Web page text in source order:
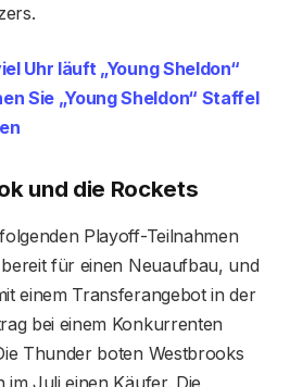
Uhr läuft „Young Sheldon“
Sie „Young Sheldon“ Staffel
und die Rockets
Playoff-Teilnahmen
für einen Neuaufbau, und
einem Transferangebot in der
bei einem Konkurrenten
Thunder boten Westbrooks